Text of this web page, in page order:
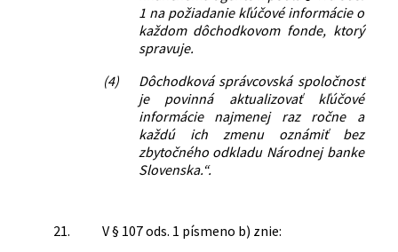
1 na požiadanie kľúčové informácie o
každom dôchodkovom fonde, ktorý
spravuje.
(4)
Dôchodková správcovská spoločnosť
je povinná aktualizovať kľúčové
informácie najmenej raz ročne a
každú ich zmenu oznámiť bez
zbytočného odkladu Národnej banke
Slovenska.“.
21. V § 107 ods. 1 písmeno b) znie: